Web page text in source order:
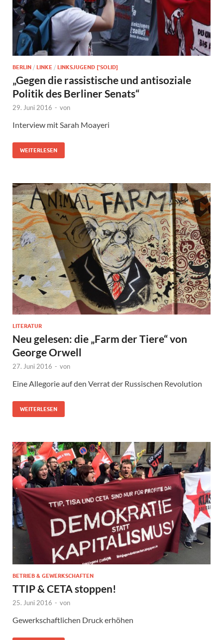
BERLIN / LINKE / LINKSJUGEND ['SOLID]
„Gegen die rassistische und antisoziale
Politik des Berliner Senats“
29. Juni 2016 - von
Interview mit Sarah Moayeri
WEITERLESEN
LITERATUR
Neu gelesen: die „Farm der Tiere“ von
George Orwell
27. Juni 2016 - von
Eine Allegorie auf den Verrat der Russischen Revolution
WEITERLESEN
BETRIEB & GEWERKSCHAFTEN
TTIP & CETA stoppen!
25. Juni 2016 - von
Gewerkschaftlichen Druck erhöhen